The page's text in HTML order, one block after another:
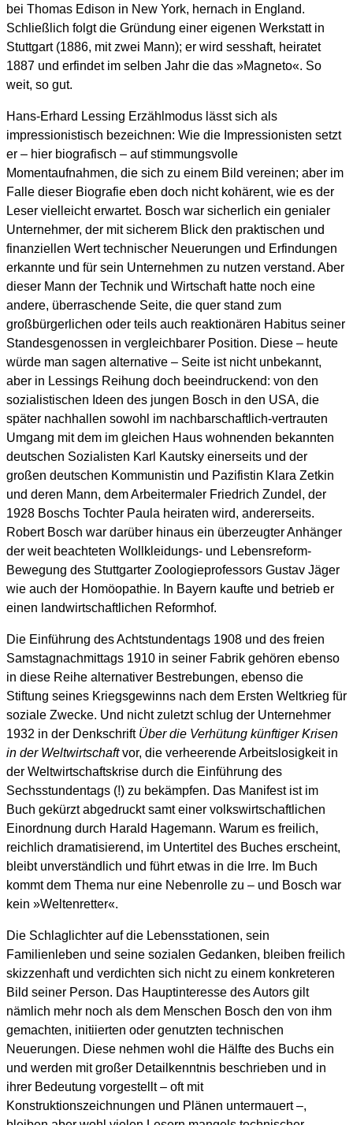
bei Thomas Edison in New York, hernach in England.
Schließlich folgt die Gründung einer eigenen Werkstatt in
Stuttgart (1886, mit zwei Mann); er wird sesshaft, heiratet
1887 und erfindet im selben Jahr die das »Magneto«. So
weit, so gut.
Hans-Erhard Lessing Erzählmodus lässt sich als
impressionistisch bezeichnen: Wie die Impressionisten setzt
er – hier biografisch – auf stimmungsvolle
Momentaufnahmen, die sich zu einem Bild vereinen; aber im
Falle dieser Biografie eben doch nicht kohärent, wie es der
Leser vielleicht erwartet. Bosch war sicherlich ein genialer
Unternehmer, der mit sicherem Blick den praktischen und
finanziellen Wert technischer Neuerungen und Erfindungen
erkannte und für sein Unternehmen zu nutzen verstand. Aber
dieser Mann der Technik und Wirtschaft hatte noch eine
andere, überraschende Seite, die quer stand zum
großbürgerlichen oder teils auch reaktionären Habitus seiner
Standesgenossen in vergleichbarer Position. Diese – heute
würde man sagen alternative – Seite ist nicht unbekannt,
aber in Lessings Reihung doch beeindruckend: von den
sozialistischen Ideen des jungen Bosch in den USA, die
später nachhallen sowohl im nachbarschaftlich-vertrauten
Umgang mit dem im gleichen Haus wohnenden bekannten
deutschen Sozialisten Karl Kautsky einerseits und der
großen deutschen Kommunistin und Pazifistin Klara Zetkin
und deren Mann, dem Arbeitermaler Friedrich Zundel, der
1928 Boschs Tochter Paula heiraten wird, andererseits.
Robert Bosch war darüber hinaus ein überzeugter Anhänger
der weit beachteten Wollkleidungs- und Lebensreform-
Bewegung des Stuttgarter Zoologieprofessors Gustav Jäger
wie auch der Homöopathie. In Bayern kaufte und betrieb er
einen landwirtschaftlichen Reformhof.
Die Einführung des Achtstundentags 1908 und des freien
Samstagnachmittags 1910 in seiner Fabrik gehören ebenso
in diese Reihe alternativer Bestrebungen, ebenso die
Stiftung seines Kriegsgewinns nach dem Ersten Weltkrieg für
soziale Zwecke. Und nicht zuletzt schlug der Unternehmer
1932 in der Denkschrift Über die Verhütung künftiger Krisen
in der Weltwirtschaftvor, die verheerende Arbeitslosigkeit in
der Weltwirtschaftskrise durch die Einführung des
Sechsstundentags (!) zu bekämpfen. Das Manifest ist im
Buch gekürzt abgedruckt samt einer volkswirtschaftlichen
Einordnung durch Harald Hagemann. Warum es freilich,
reichlich dramatisierend, im Untertitel des Buches erscheint,
bleibt unverständlich und führt etwas in die Irre. Im Buch
kommt dem Thema nur eine Nebenrolle zu – und Bosch war
kein »Weltenretter«.
Die Schlaglichter auf die Lebensstationen, sein
Familienleben und seine sozialen Gedanken, bleiben freilich
skizzenhaft und verdichten sich nicht zu einem konkreteren
Bild seiner Person. Das Hauptinteresse des Autors gilt
nämlich mehr noch als dem Menschen Bosch den von ihm
gemachten, initiierten oder genutzten technischen
Neuerungen. Diese nehmen wohl die Hälfte des Buchs ein
und werden mit großer Detailkenntnis beschrieben und in
ihrer Bedeutung vorgestellt – oft mit
Konstruktionszeichnungen und Plänen untermauert –,